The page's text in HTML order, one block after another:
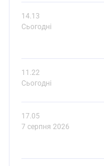
14.13
Сьогодні
11.22
Сьогодні
17.05
7 серпня 2026